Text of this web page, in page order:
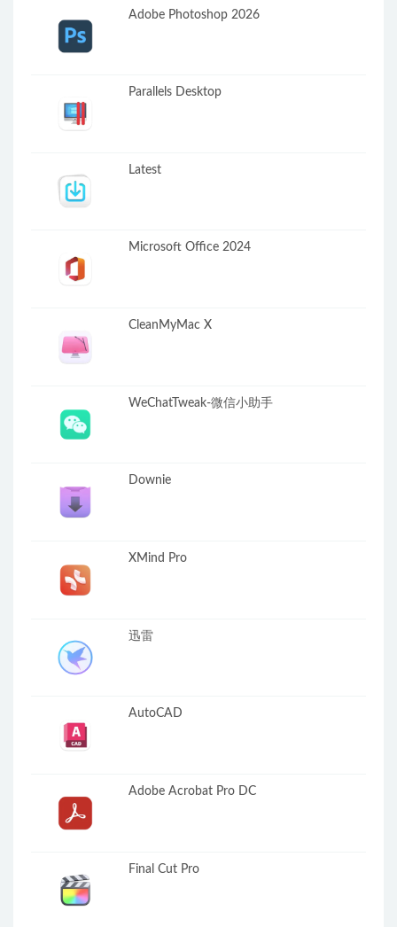
Adobe Photoshop 2026
Parallels Desktop
Latest
Microsoft Office 2024
CleanMyMac X
WeChatTweak-微信小助手
Downie
XMind Pro
迅雷
AutoCAD
Adobe Acrobat Pro DC
Final Cut Pro